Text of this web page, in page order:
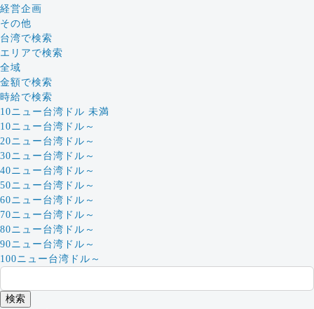
経営企画
その他
台湾で検索
エリアで検索
全域
金額で検索
時給で検索
10ニュー台湾ドル 未満
10ニュー台湾ドル～
20ニュー台湾ドル～
30ニュー台湾ドル～
40ニュー台湾ドル～
50ニュー台湾ドル～
60ニュー台湾ドル～
70ニュー台湾ドル～
80ニュー台湾ドル～
90ニュー台湾ドル～
100ニュー台湾ドル～